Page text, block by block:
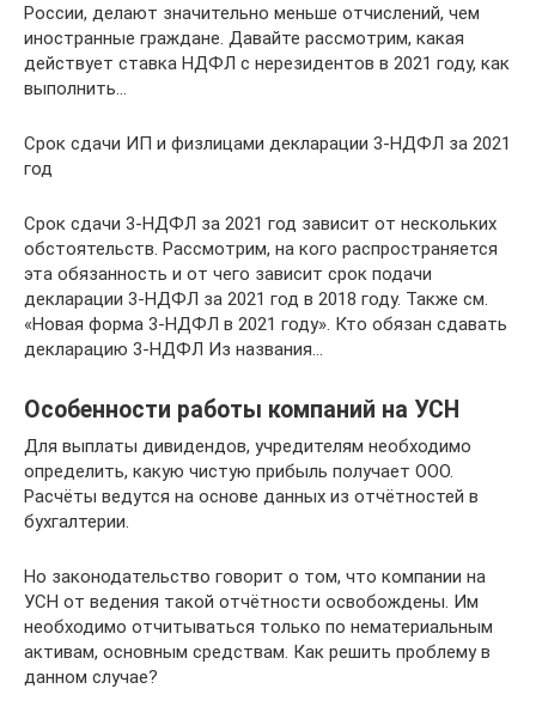
России, делают значительно меньше отчислений, чем
иностранные граждане. Давайте рассмотрим, какая
действует ставка НДФЛ с нерезидентов в 2021 году, как
выполнить…
Срок сдачи ИП и физлицами декларации 3-НДФЛ за 2021
год
Срок сдачи 3-НДФЛ за 2021 год зависит от нескольких
обстоятельств. Рассмотрим, на кого распространяется
эта обязанность и от чего зависит срок подачи
декларации 3-НДФЛ за 2021 год в 2018 году. Также см.
«Новая форма 3-НДФЛ в 2021 году». Кто обязан сдавать
декларацию 3-НДФЛ Из названия…
Особенности работы компаний на УСН
Для выплаты дивидендов, учредителям необходимо
определить, какую чистую прибыль получает ООО.
Расчёты ведутся на основе данных из отчётностей в
бухгалтерии.
Но законодательство говорит о том, что компании на
УСН от ведения такой отчётности освобождены. Им
необходимо отчитываться только по нематериальным
активам, основным средствам. Как решить проблему в
данном случае?